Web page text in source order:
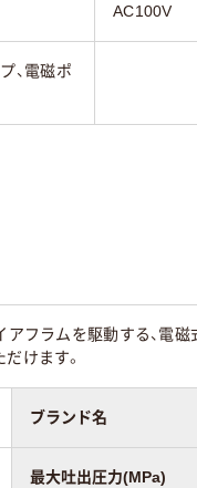
AC100V
、電磁ポ
フラムを駆動する、電磁
けます。
ブランド名
最大吐出圧力(MPa)